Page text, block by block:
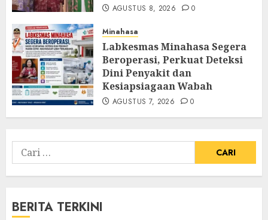
AGUSTUS 8, 2026 0
Minahasa
Labkesmas Minahasa Segera
Beroperasi, Perkuat Deteksi
Dini Penyakit dan
Kesiapsiagaan Wabah
AGUSTUS 7, 2026 0
Cari
untuk:
BERITA TERKINI